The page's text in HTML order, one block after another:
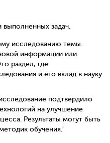
задач.
исследованию темы.
информации или
раздел, где
и его вклад в науку
подтвердило
на улучшение
Результаты могут быть
обучения."